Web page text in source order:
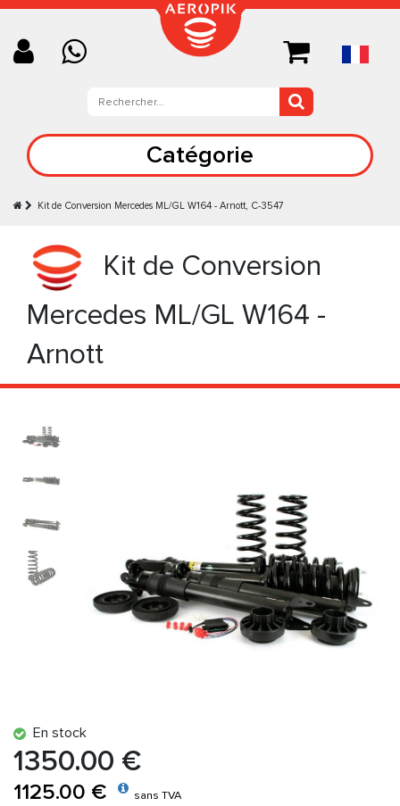
Catégorie
Kit de Conversion Mercedes ML/GL W164 - Arnott, C-3547
Kit de Conversion
Mercedes ML/GL W164 -
Arnott
En stock
1350.00 €
1125.00 € sans TVA